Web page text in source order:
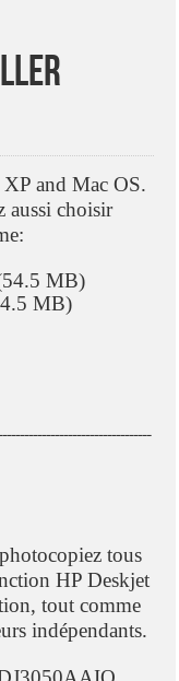
and Mac OS.
aussi choisir
MB)
MB)
tous
HP Deskjet
tout comme
indépendants.